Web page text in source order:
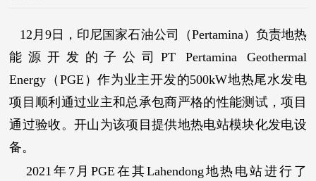
12月9日，印尼国家石油公司（Pertamina）负责地热
能源开发的子公司PT Pertamina Geothermal
Energy（PGE）作为业主开发的500kW地热尾水发电
项目顺利通过业主和总承包商严格的性能测试，项目
通过验收。开山为该项目提供地热电站模块化发电设
备。
2021年7月PGE在其Lahendong地热电站进行了